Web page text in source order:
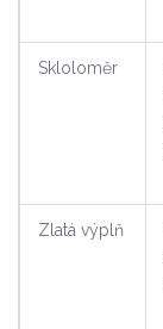
Skloloměr
Zlatá výplň